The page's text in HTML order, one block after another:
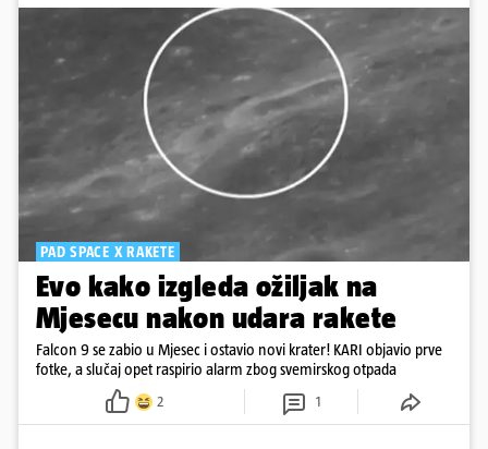
PAD SPACE X RAKETE
Evo kako izgleda ožiljak na
Mjesecu nakon udara rakete
Falcon 9 se zabio u Mjesec i ostavio novi krater! KARI objavio prve
fotke, a slučaj opet raspirio alarm zbog svemirskog otpada
2 1